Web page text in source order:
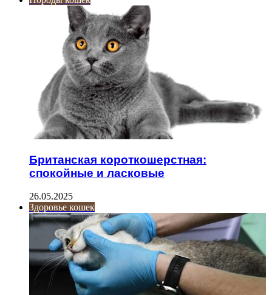
Британская короткошерстная:
спокойные и ласковые
26.05.2025
Здоровье кошек